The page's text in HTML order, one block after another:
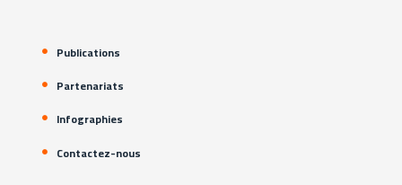
Publications
Partenariats
Infographies
Contactez-nous